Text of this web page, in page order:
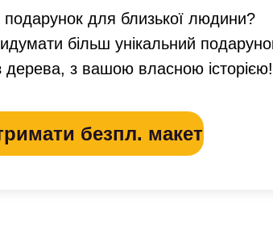
для близької людини?
більш унікальний
дерева, з вашою власною історією!
безпл. макет